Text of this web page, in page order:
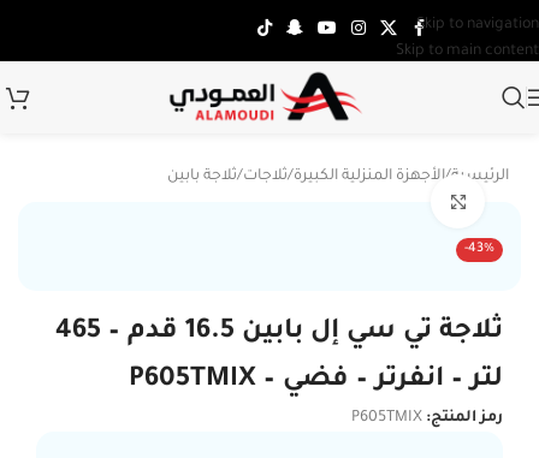
Skip to navigation
Skip to main content
الرئيسية/الأجهزة المنزلية الكبيرة/ثلاجات/ثلاجة بابين
-43%
ثلاجة تي سي إل بابين 16.5 قدم – 465
لتر – انفرتر – فضي – P605TMIX
رمز المنتج: P605TMIX